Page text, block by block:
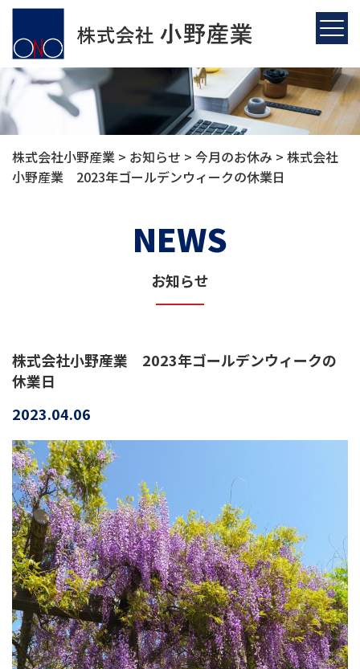
株式会社小野産業 > お知らせ > 今月のお休み > 株式会社
小野産業 2023年ゴールデンウィークの休業日
NEWS
お知らせ
株式会社小野産業 2023年ゴールデンウィークの
休業日
2023.04.06